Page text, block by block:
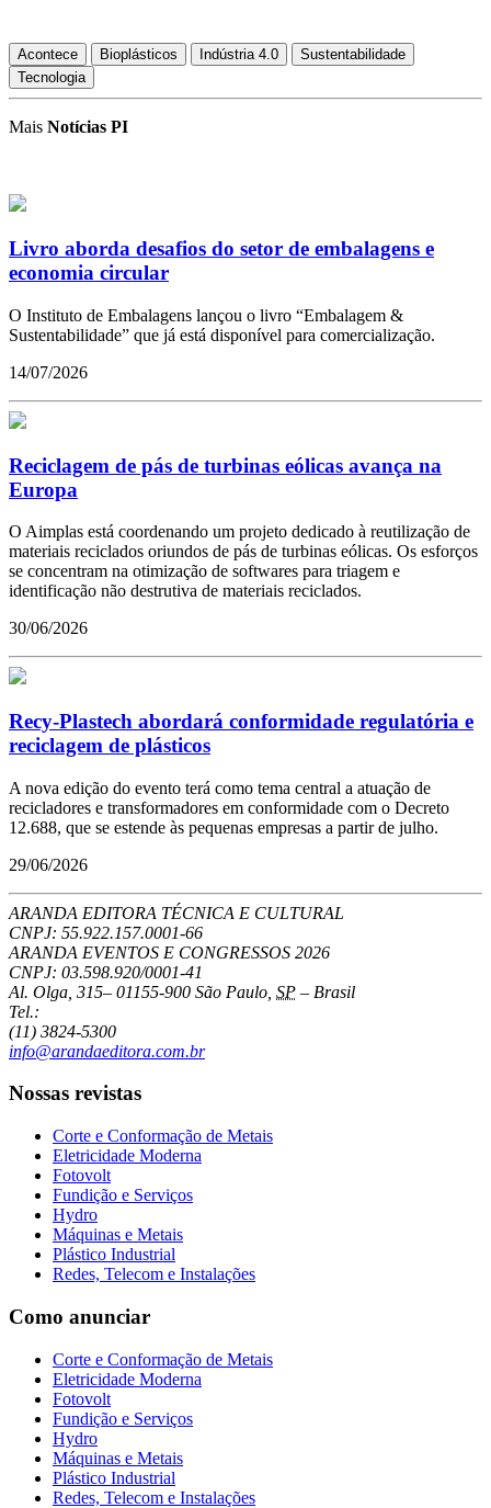
Acontece Bioplásticos Indústria 4.0
Sustentabilidade
Tecnologia
Mais Notícias PI
Livro aborda desafios do setor de embalagens e
economia circular
O Instituto de Embalagens lançou o livro “Embalagem &
Sustentabilidade” que já está disponível para comercialização.
14/07/2026
Reciclagem de pás de turbinas eólicas avança na
Europa
O Aimplas está coordenando um projeto dedicado à reutilização de
materiais reciclados oriundos de pás de turbinas eólicas. Os esforços
se concentram na otimização de softwares para triagem e
identificação não destrutiva de materiais reciclados.
30/06/2026
Recy-Plastech abordará conformidade regulatória e
reciclagem de plásticos
A nova edição do evento terá como tema central a atuação de
recicladores e transformadores em conformidade com o Decreto
12.688, que se estende às pequenas empresas a partir de julho.
29/06/2026
ARANDA EDITORA TÉCNICA E CULTURAL
CNPJ: 55.922.157.0001-66
ARANDA EVENTOS E CONGRESSOS 2026
CNPJ: 03.598.920/0001-41
Al. Olga, 315– 01155-900 São Paulo SP – Brasil
Tel.:
(11) 3824-5300
info@arandaeditora.com.br
Nossas revistas
Corte e Conformação de Metais
Eletricidade Moderna
Fotovolt
Fundição e Serviços
Hydro
Máquinas e Metais
Plástico Industrial
Redes, Telecom e Instalações
Como anunciar
Corte e Conformação de Metais
Eletricidade Moderna
Fotovolt
Fundição e Serviços
Hydro
Máquinas e Metais
Plástico Industrial
Redes, Telecom e Instalações